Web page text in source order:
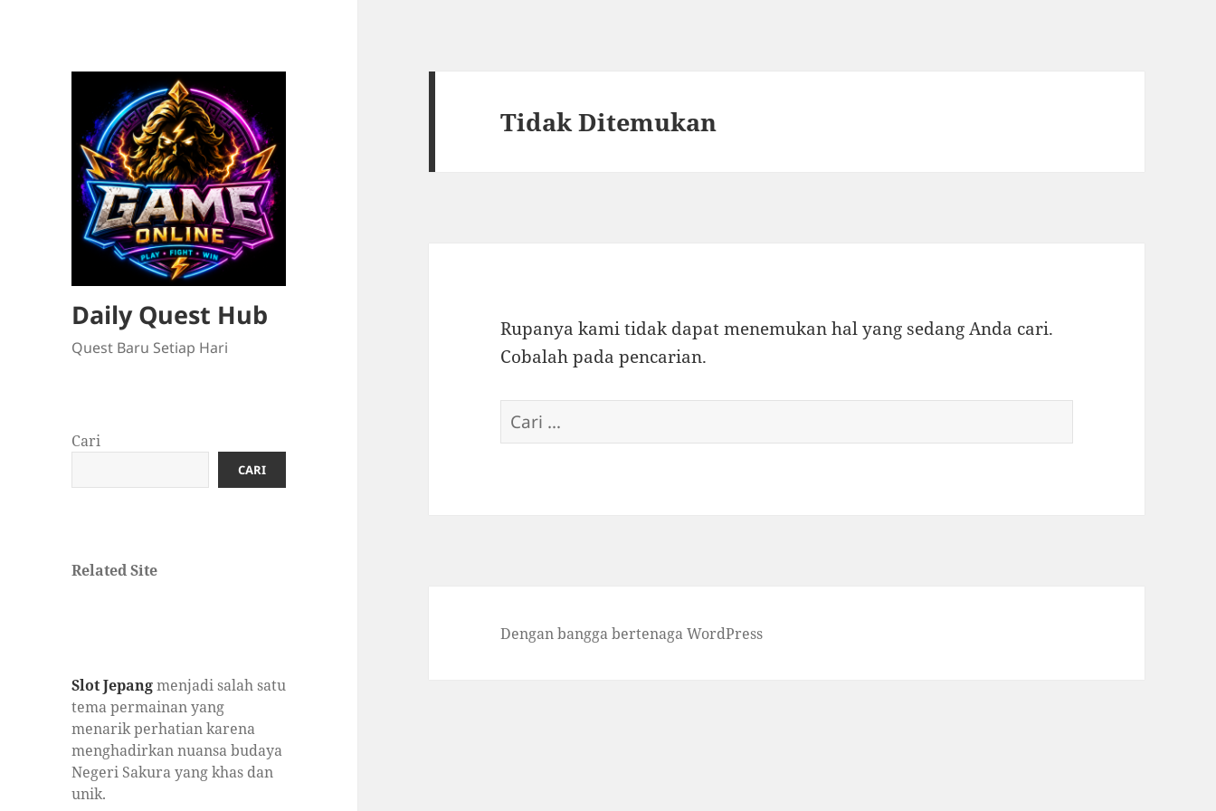
Daily Quest Hub
Quest Baru Setiap Hari
Cari
CARI
Related Site
Slot Jepangmenjadi salah satu
tema permainan yang
menarik perhatian karena
menghadirkan nuansa budaya
Negeri Sakura yang khas dan
unik.
Tidak Ditemukan
Rupanya kami tidak dapat menemukan hal yang sedang Anda cari.
Cobalah pada pencarian.
Cari
untuk:
Dengan bangga bertenaga WordPress